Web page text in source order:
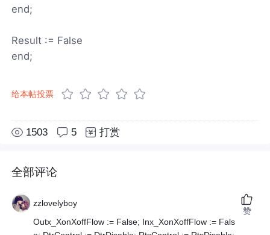
end;
Result := False
end;
给本帖投票
1503 5 打赏
全部评论
zzlovelyboy
Outx_XonXoffFlow := False; Inx_XonXoffFlow := Fals
赞